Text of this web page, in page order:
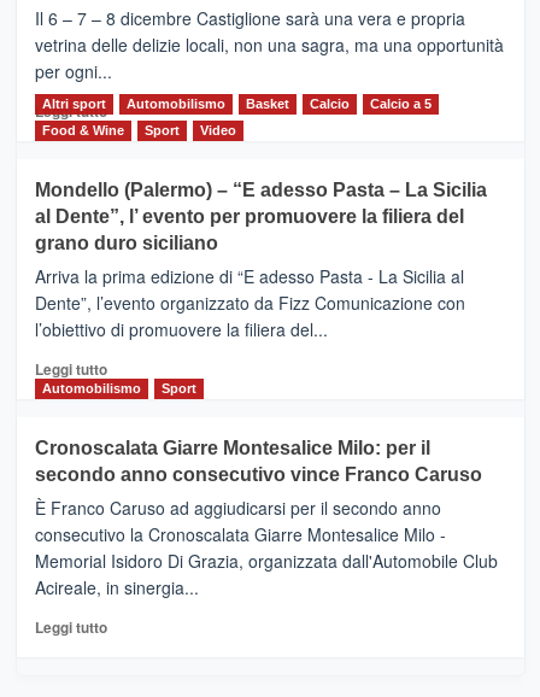
–
Vivicittà,
alla
scoperta
del
territorio,
e
messaggi
di
Il 6 – 7 – 8 dicembre Castiglione sarà una vera e propria
vetrina delle delizie locali, non una sagra, ma una opportunità
per ogni...
Leggi tuttoLeggi
di
CASTIGLIONE
DI
SICILIA
(Ct)
–
Il
Borgo
Gusto,
il
tra
sapori
vicoli
medievali
Altri sport Automobilismo Basket Calcio
Calcio a 5
Food & Wine
Sport Video
Mondello (Palermo) – “E adesso Pasta – La Sicilia
al Dente”, l’ evento per promuovere la filiera del
grano duro siciliano
Arriva la prima edizione di “E adesso Pasta - La Sicilia al
Dente”, l’evento organizzato da Fizz Comunicazione con
l’obiettivo di promuovere la filiera del...
Leggi tuttoLeggi
di
Mondello
(Palermo)
–
“E
adesso
Pasta
–
Sicilia
Automobilismo Sport
Cronoscalata Giarre Montesalice Milo: per il
secondo anno consecutivo vince Franco Caruso
È Franco Caruso ad aggiudicarsi per il secondo anno
consecutivo la Cronoscalata Giarre Montesalice Milo -
Memorial Isidoro Di Grazia, organizzata dall'Automobile Club
Acireale, in sinergia...
Leggi tuttoLeggi